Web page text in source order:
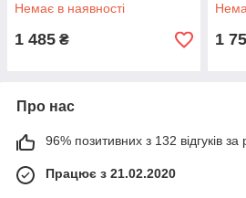
Немає в наявності
1 485 ₴ 1
Про нас
96% позитивних з 132 відгуків за
Працює з 21.02.2020